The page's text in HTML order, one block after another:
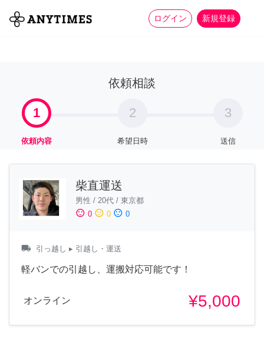
ログイン 新規登録
全て 家事 more_horiz
依頼相談
1
依頼内容
2
希望日時
3
送信
柴直運送
男性 / 20代 / 東京都
sentiment_satisfied 0 sentiment_neutral 0 sentiment_dissatisfied 0
local_shipping 引っ越し ▸ 引越し・運送
軽バンでの引越し、運搬対応可能です！
オンライン ¥5,000